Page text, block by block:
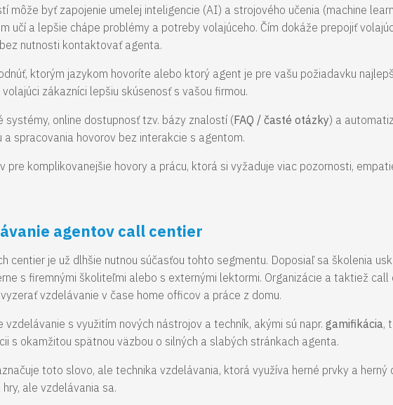
môže byť zapojenie umelej inteligencie (AI) a strojového učenia (machine
učí a lepšie chápe problémy a potreby volajúceho. Čím dokáže prepojiť
nutnosti kontaktovať agenta.
ktorým jazykom hovoríte alebo ktorý agent je pre vašu požiadavku
zákazníci lepšiu skúsenosť s vašou firmou.
online dostupnosť tzv. bázy znalostí (FAQ / časté otázky) a
a spracovania hovorov bez interakcie s agentom.
pre komplikovanejšie hovory a prácu, ktorá si vyžaduje viac pozornosti,
agentov call centier
centier je už dlhšie nutnou súčasťou tohto segmentu. Doposiaľ sa školenia
s firemnými školiteľmi alebo s externými lektormi. Organizácie a taktiež call
vzdelávanie v čase home officov a práce z domu.
vzdelávanie s využitím nových nástrojov a techník, akými sú napr. gamifikácia,
s okamžitou spätnou väzbou o silných a slabých stránkach agenta.
toto slovo, ale technika vzdelávania, ktorá využíva herné prvky a herný
ale vzdelávania sa.